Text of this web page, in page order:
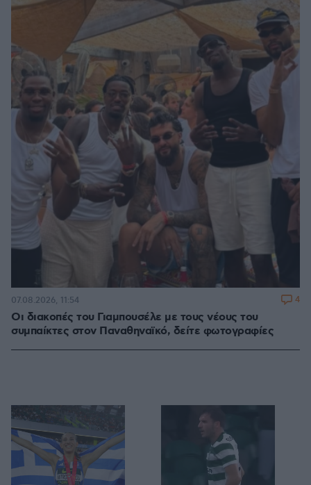
Οι διακοπές του Γιαμπουσέλε με τους νέους του
συμπαίκτες στον Παναθηναϊκό, δείτε φωτογραφίες
07.08.2026, 11:54 4